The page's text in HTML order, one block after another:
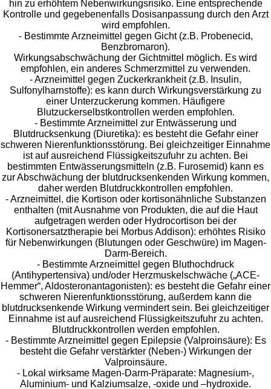
hin zu erhöhtem Nebenwirkungsrisiko. Eine entsprechende
Kontrolle und gegebenenfalls Dosisanpassung durch den Arzt
wird empfohlen.
- Bestimmte Arzneimittel gegen Gicht (z.B. Probenecid,
Benzbromaron).
Wirkungsabschwächung der Gichtmittel möglich. Es wird
empfohlen, ein anderes Schmerzmittel zu verwenden.
- Arzneimittel gegen Zuckerkrankheit (z.B. Insulin,
Sulfonylharnstoffe): es kann durch Wirkungsverstärkung zu
einer Unterzuckerung kommen. Häufigere
Blutzuckerselbstkontrollen werden empfohlen.
- Bestimmte Arzneimittel zur Entwässerung und
Blutdrucksenkung (Diuretika): es besteht die Gefahr einer
schweren Nierenfunktionsstörung. Bei gleichzeitiger Einnahme
ist auf ausreichend Flüssigkeitszufuhr zu achten. Bei
bestimmten Entwässerungsmitteln (z.B. Furosemid) kann es
zur Abschwächung der blutdrucksenkenden Wirkung kommen,
daher werden Blutdruckkontrollen empfohlen.
- Arzneimittel, die Kortison oder kortisonähnliche Substanzen
enthalten (mit Ausnahme von Produkten, die auf die Haut
aufgetragen werden oder Hydrocortison bei der
Kortisonersatztherapie bei Morbus Addison): erhöhtes Risiko
für Nebenwirkungen (Blutungen oder Geschwüre) im Magen-
Darm-Bereich.
- Bestimmte Arzneimittel gegen Bluthochdruck
(Antihypertensiva) und/oder Herzmuskelschwäche („ACE-
Hemmer“, Aldosteronantagonisten): es besteht die Gefahr einer
schweren Nierenfunktionsstörung, außerdem kann die
blutdrucksenkende Wirkung vermindert sein. Bei gleichzeitiger
Einnahme ist auf ausreichend Flüssigkeitszufuhr zu achten.
Blutdruckkontrollen werden empfohlen.
- Bestimmte Arzneimittel gegen Epilepsie (Valproinsäure): Es
besteht die Gefahr verstärkter (Neben-) Wirkungen der
Valproinsäure.
- Lokal wirksame Magen-Darm-Präparate: Magnesium-,
Aluminium- und Kalziumsalze, -oxide und –hydroxide.